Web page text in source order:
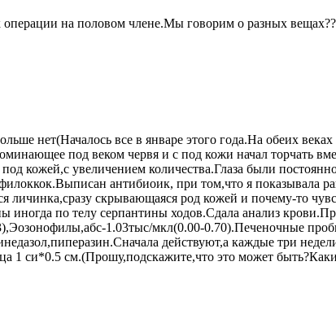
на половом члене.Мы говорим о разных
нет(Началось все в январе этого года.На обеих
под веком червя и с под кожи начал торчать
кожей,с увеличением количества.Глаза были
антибиоик, при том,что я показывала
скрывающаяся род кожей и почему-то
по телу серпантины ходов.Сдала анализ
1.03тыс/мкл(0.00-0.70).Печеночные
действуют,а каждые три
1 си*0.5 см.(Прошу,подскажите,что это может